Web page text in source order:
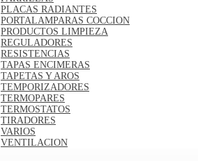
PLACAS RADIANTES
PORTALAMPARAS COCCION
PRODUCTOS LIMPIEZA
REGULADORES
RESISTENCIAS
TAPAS ENCIMERAS
TAPETAS Y AROS
TEMPORIZADORES
TERMOPARES
TERMOSTATOS
TIRADORES
VARIOS
VENTILACION